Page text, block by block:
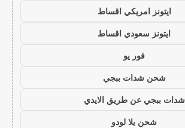
ايتونز امريكي اقساط
ايتونز سعودي اقساط
فور يو
شحن شدات ببجي
شدات ببجي عن طريق الايدي
شحن يلا لودو